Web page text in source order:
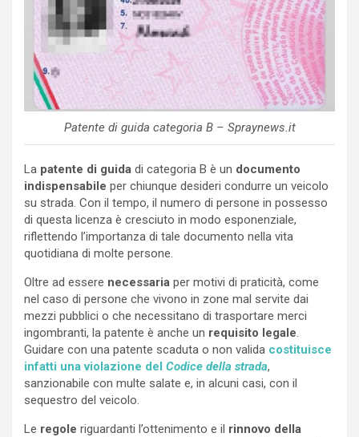
Patente di guida categoria B – Spraynews.it
La patente di guida di categoria B è un documento
indispensabile per chiunque desideri condurre un veicolo
su strada. Con il tempo, il numero di persone in possesso
di questa licenza è cresciuto in modo esponenziale,
riflettendo l’importanza di tale documento nella vita
quotidiana di molte persone.
Oltre ad essere necessaria per motivi di praticità, come
nel caso di persone che vivono in zone mal servite dai
mezzi pubblici o che necessitano di trasportare merci
ingombranti, la patente è anche un requisito legale.
Guidare con una patente scaduta o non valida costituisce
infatti una violazione del Codice della strada,
sanzionabile con multe salate e, in alcuni casi, con il
sequestro del veicolo.
Le regole riguardanti l’ottenimento e il rinnovo della